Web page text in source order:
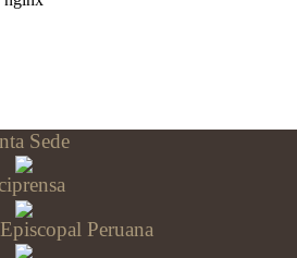
Sede
Peruana